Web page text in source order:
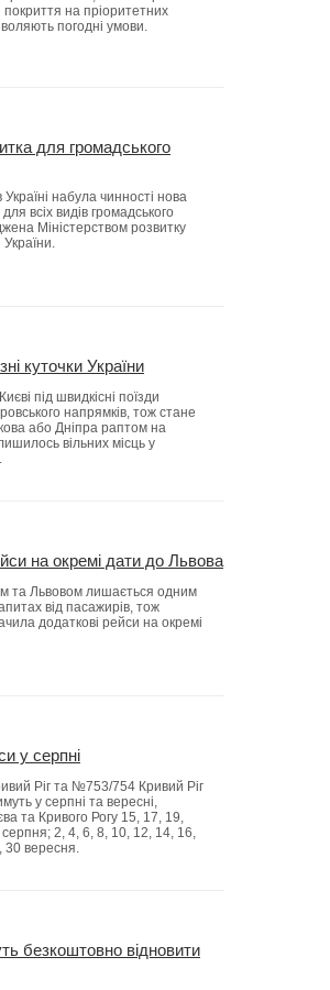
на пріоритетних
погодні умови.
для громадського
набула чинності нова
всіх видів громадського
Міністерством розвитку
куточки України
під швидкісні поїзди
напрямків, тож стане
або Дніпра раптом на
вільних місць у
на окремі дати до Львова
та Львовом лишається одним
від пасажирів, тож
додаткові рейси на окремі
у серпні
Ріг та №753/754 Кривий Ріг
у серпні та вересні,
та Кривого Рогу 15, 17, 19,
2, 4, 6, 8, 10, 12, 14, 16,
30 вересня.
безкоштовно відновити